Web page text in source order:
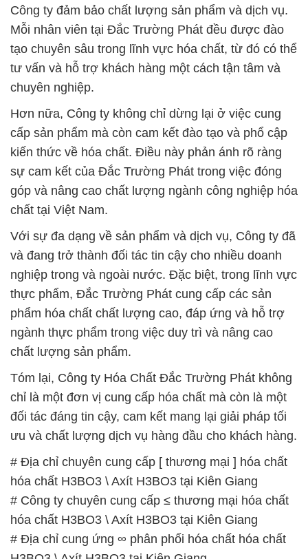
Công ty đảm bảo chất lượng sản phẩm và dịch vụ.
Mỗi nhân viên tại Đắc Trường Phát đều được đào
tạo chuyên sâu trong lĩnh vực hóa chất, từ đó có thể
tư vấn và hỗ trợ khách hàng một cách tận tâm và
chuyên nghiệp.
Hơn nữa, Công ty không chỉ dừng lại ở việc cung
cấp sản phẩm mà còn cam kết đào tạo và phổ cập
kiến thức về hóa chất. Điều này phản ánh rõ ràng
sự cam kết của Đắc Trường Phát trong việc đóng
góp và nâng cao chất lượng ngành công nghiệp hóa
chất tại Việt Nam.
Với sự đa dạng về sản phẩm và dịch vụ, Công ty đã
và đang trở thành đối tác tin cậy cho nhiều doanh
nghiệp trong và ngoài nước. Đặc biệt, trong lĩnh vực
thực phẩm, Đắc Trường Phát cung cấp các sản
phẩm hóa chất chất lượng cao, đáp ứng và hỗ trợ
ngành thực phẩm trong việc duy trì và nâng cao
chất lượng sản phẩm.
Tóm lại, Công ty Hóa Chất Đắc Trường Phát không
chỉ là một đơn vị cung cấp hóa chất mà còn là một
đối tác đáng tin cậy, cam kết mang lại giải pháp tối
ưu và chất lượng dịch vụ hàng đầu cho khách hàng.
# Địa chỉ chuyên cung cấp [ thương mại ] hóa chất
hóa chất H3BO3 \ Axít H3BO3 tại Kiên Giang
# Công ty chuyên cung cấp ≤ thương mại hóa chất
hóa chất H3BO3 \ Axít H3BO3 tại Kiên Giang
# Địa chỉ cung ứng ∞ phân phối hóa chất hóa chất